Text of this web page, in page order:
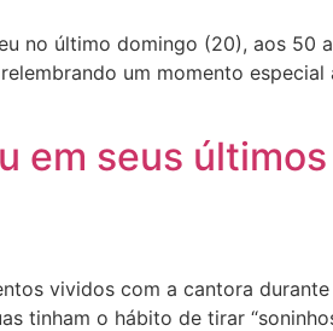
no último domingo (20), aos 50
um momento especial
em seus últimos
vividos com a cantora
tinham o hábito de tirar